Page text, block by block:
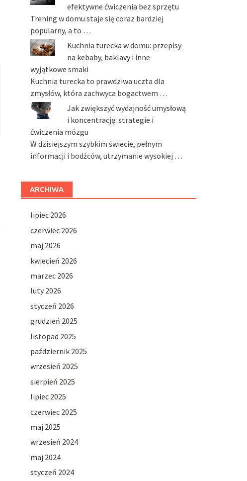
efektywne ćwiczenia bez sprzętu
Trening w domu staje się coraz bardziej
popularny, a to …
Kuchnia turecka w domu: przepisy
na kebaby, baklavy i inne
wyjątkowe smaki
Kuchnia turecka to prawdziwa uczta dla
zmysłów, która zachwyca bogactwem …
Jak zwiększyć wydajność umysłową
i koncentrację: strategie i
ćwiczenia mózgu
W dzisiejszym szybkim świecie, pełnym
informacji i bodźców, utrzymanie wysokiej …
ARCHIWA
lipiec 2026
czerwiec 2026
maj 2026
kwiecień 2026
marzec 2026
luty 2026
styczeń 2026
grudzień 2025
listopad 2025
październik 2025
wrzesień 2025
sierpień 2025
lipiec 2025
czerwiec 2025
maj 2025
wrzesień 2024
maj 2024
styczeń 2024